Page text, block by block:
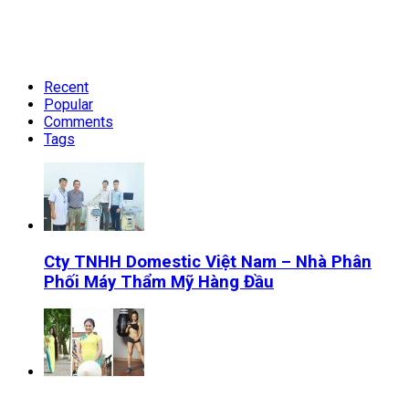
Recent
Popular
Comments
Tags
Cty TNHH Domestic Việt Nam – Nhà Phân
Phối Máy Thẩm Mỹ Hàng Đầu